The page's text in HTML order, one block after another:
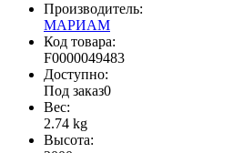
Производитель:
МАРИАМ
Код товара:
F0000049483
Доступно:
Под заказ0
Вес:
2.74 kg
Высота: